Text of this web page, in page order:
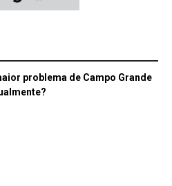
problema de Campo Grande